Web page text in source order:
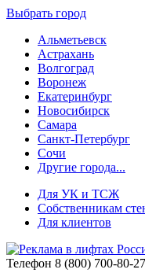
Выбрать город
Альметьевск
Астрахань
Волгоград
Воронеж
Екатеринбург
Новосибирск
Самара
Санкт-Петербург
Сочи
Другие города...
Для УК и ТСЖ
Собственникам
Для клиентов
Телефон 8 (800) 700-80-27